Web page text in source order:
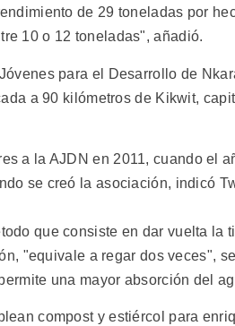
de 29 toneladas por
10 o 12 toneladas", añadió.
para el Desarrollo de
a 90 kilómetros de Kikwit,
a la AJDN en 2011, cuando el
se creó la asociación, indicó
que consiste en dar vuelta la
"equivale a regar dos veces",
una mayor absorción del
compost y estiércol para